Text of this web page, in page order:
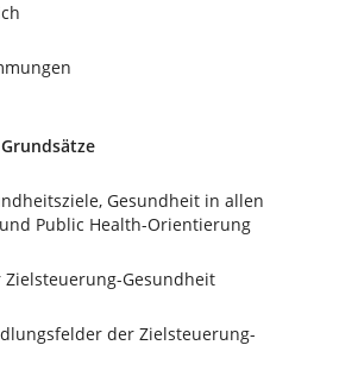
Gesundheit in allen
Public Health-Orientierung
Gesundheit
der Zielsteuerung-